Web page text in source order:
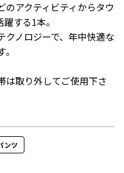
のアクティビティからタウ
する1本。
クノロジーで、年中快適な
取り外してご使用下さ
ンツ